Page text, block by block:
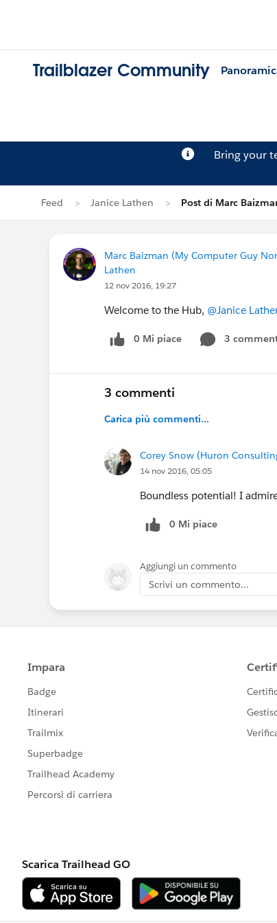
Trailblazer Community
Bring your
Feed Janice Lathen Post di Marc
Marc Baizman (My Computer Guy
Lathen
12 nov 2016, 19:27
Welcome to the Hub, @Janice
0 Mi piace 3
3 commenti
Carica più commenti...
Corey Snow (Huron
14 nov 2016, 05:05
Boundless potential! I
0 Mi piace
Aggiungi un commento
Scrivi un commento...